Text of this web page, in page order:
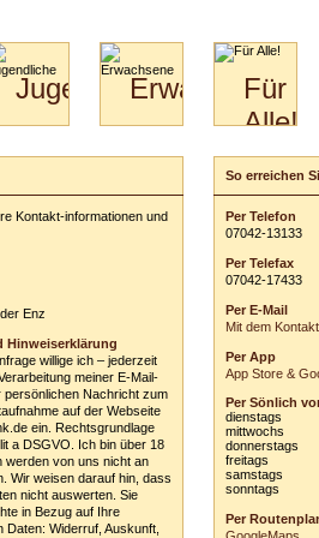
JugendlicheErwachsene
Specials
Paare
Hochzeitstanzkurs
Für
Alle!
Bilder
Download
Video
Catering
Kontakt-informationen und
Enz
Hinweiserklärung
willige ich – jederzeit
meiner E-Mail-
persönlichen Nachricht zum
auf der Webseite
ein. Rechtsgrundlage
a DSGVO. Ich bin über 18
werden von uns nicht an
Wir weisen darauf hin, dass
nicht auswerten. Sie
in Bezug auf Ihre
Daten: Widerruf, Auskunft,
So erreichen
Per Telefon
07042-13133
Per Telefax
07042-17433
Per E-Mail
Mit dem
Per App
App Store &
Per Sönlich
dienstags
mittwochs
donnerstags
freitags
samstags
sonntags
Per
Schreiben Sie
Ihre
Vor- und
E-Mail-
Betreff:
Ihre Nachricht
ausblenden
Einwilligungs-